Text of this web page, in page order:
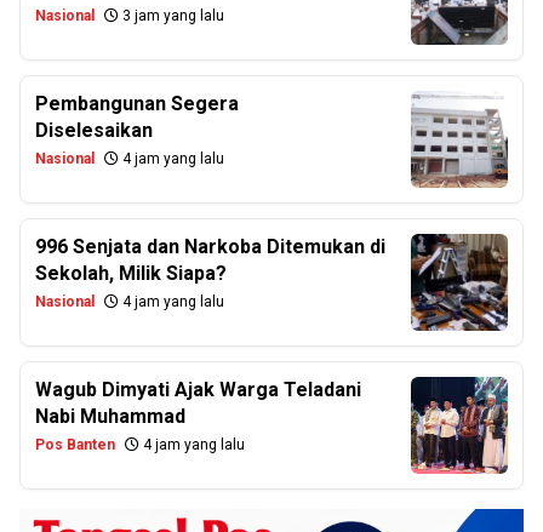
Nasional 3 jam yang lalu
Pembangunan Segera
Diselesaikan
Nasional 4 jam yang lalu
996 Senjata dan Narkoba Ditemukan di
Sekolah, Milik Siapa?
Nasional 4 jam yang lalu
Wagub Dimyati Ajak Warga Teladani
Nabi Muhammad
Pos Banten 4 jam yang lalu